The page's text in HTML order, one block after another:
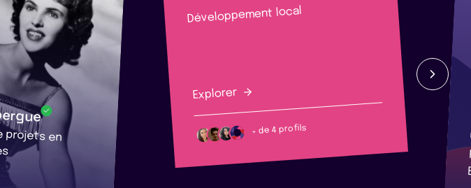
projets en
Développement local
Explorer
+ de 4 profils